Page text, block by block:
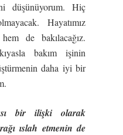
düşünüyorum. Hiç
Hayatımız
de bakılacağız.
bakım işinin
daha iyi bir
bir ilişki olarak
ıslah etmenin de